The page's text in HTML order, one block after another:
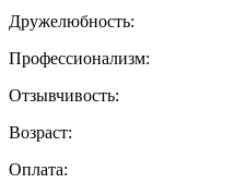
Дружелюбность:
Профессионализм:
Отзывчивость:
Возраст:
Оплата: